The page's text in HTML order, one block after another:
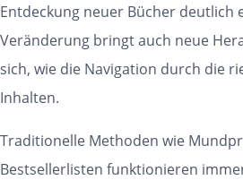
Entdeckung neuer Bücher deutlich
Veränderung bringt auch neue
sich, wie die Navigation durch die
Inhalten.
Traditionelle Methoden wie
Bestsellerlisten funktionieren